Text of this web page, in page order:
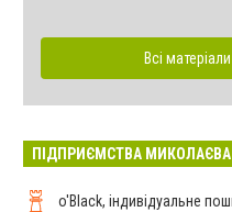
Всі
ПІДПРИЄМСТВА МИКОЛАЄВА
o'Black, індивідуальне